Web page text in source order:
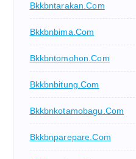
Bkkbntarakan.com
Bkkbnbima.com
Bkkbntomohon.com
Bkkbnbitung.com
Bkkbnkotamobagu.com
Bkkbnparepare.com